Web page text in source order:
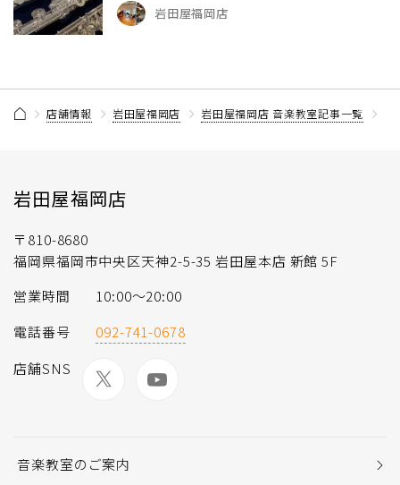
岩田屋福岡店
店舗情報 岩田屋福岡店 岩田屋福岡店 音楽教室記事一覧
岩田屋福岡店
〒810-8680
福岡県福岡市中央区天神2-5-35 岩田屋本店 新館 5F
営業時間
10:00〜20:00
電話番号
092-741-0678
店舗SNS
音楽教室のご案内